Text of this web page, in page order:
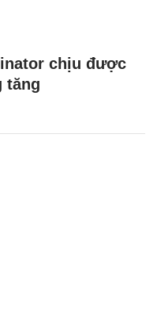
chịu được
tăng